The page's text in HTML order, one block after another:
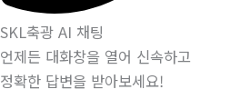
SKL축광 AI 채팅
언제든 대화창을 열어 신속하고
정확한 답변을 받아보세요!